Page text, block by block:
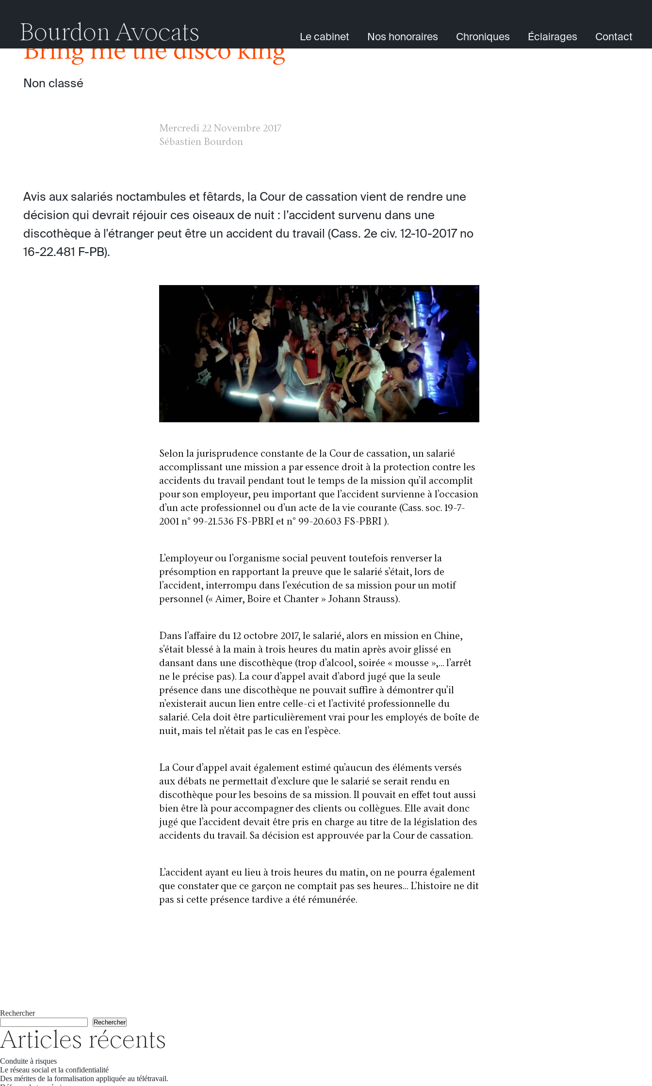
Bourdon Avocats Le cabinet Nos honoraires Chroniques Éclairages Contact
Bring me the disco king
Non classé
Mercredi 22 Novembre 2017
Sébastien Bourdon
Avis aux salariés noctambules et fêtards, la Cour de cassation vient de rendre une
décision qui devrait réjouir ces oiseaux de nuit : l’accident survenu dans une
discothèque à l'étranger peut être un accident du travail (Cass. 2e civ. 12-10-2017 no
16-22.481 F-PB).
Selon la jurisprudence constante de la Cour de cassation, un salarié
accomplissant une mission a par essence droit à la protection contre les
accidents du travail pendant tout le temps de la mission qu’il accomplit
pour son employeur, peu important que l’accident survienne à l’occasion
d’un acte professionnel ou d’un acte de la vie courante (Cass. soc. 19-7-
2001 n° 99-21.536 FS-PBRI et n° 99-20.603 FS-PBRI ).
L’employeur ou l’organisme social peuvent toutefois renverser la
présomption en rapportant la preuve que le salarié s’était, lors de
l’accident, interrompu dans l’exécution de sa mission pour un motif
personnel («Aimer, Boire et Chanter » Johann Strauss).
Dans l’affaire du 12 octobre 2017, le salarié, alors en mission en Chine,
s’était blessé à la main à trois heures du matin après avoir glissé en
dansant dans une discothèque (trop d’alcool, soirée « mousse »,… l’arrêt
ne le précise pas). La cour d’appel avait d’abord jugé que la seule
présence dans une discothèque ne pouvait suffire à démontrer qu’il
n’existerait aucun lien entre celle-ci et l’activité professionnelle du
salarié. Cela doit être particulièrement vrai pour les employés de boîte de
nuit, mais tel n’était pas le cas en l’espèce.
La Cour d’appel avait également estimé qu’aucun des éléments versés
aux débats ne permettait d’exclure que le salarié se serait rendu en
discothèque pour les besoins de sa mission. Il pouvait en effet tout aussi
bien être là pour accompagner des clients ou collègues. Elle avait donc
jugé que l’accident devait être pris en charge au titre de la législation des
accidents du travail. Sa décision est approuvée par la Cour de cassation.
L’accident ayant eu lieu à trois heures du matin, on ne pourra également
que constater que ce garçon ne comptait pas ses heures… L’histoire ne dit
pas si cette présence tardive a été rémunérée.
Rechercher
Rechercher
Articles récents
Conduite à risques
Le réseau social et la confidentialité
Des mérites de la formalisation appliquée au télétravail.